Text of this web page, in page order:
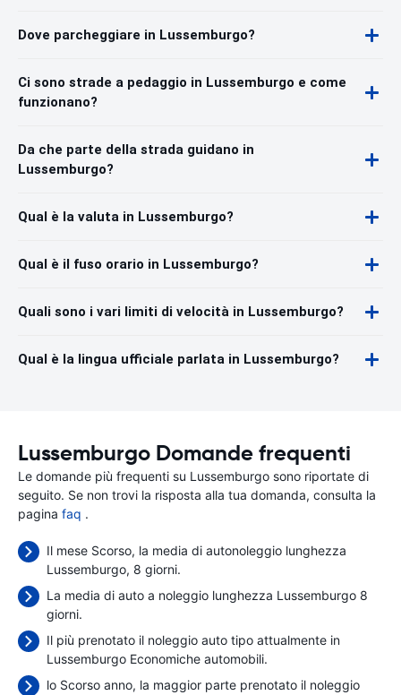
Dove parcheggiare in Lussemburgo?
Ci sono strade a pedaggio in Lussemburgo e come
funzionano?
Da che parte della strada guidano in
Lussemburgo?
Qual è la valuta in Lussemburgo?
Qual è il fuso orario in Lussemburgo?
Quali sono i vari limiti di velocità in Lussemburgo?
Qual è la lingua ufficiale parlata in Lussemburgo?
Lussemburgo Domande frequenti
Le domande più frequenti su Lussemburgo sono riportate di
seguito. Se non trovi la risposta alla tua domanda, consulta la
pagina faq .
Il mese Scorso, la media di autonoleggio lunghezza
Lussemburgo, 8 giorni.
La media di auto a noleggio lunghezza Lussemburgo 8
giorni.
Il più prenotato il noleggio auto tipo attualmente in
Lussemburgo Economiche automobili.
lo Scorso anno, la maggior parte prenotato il noleggio